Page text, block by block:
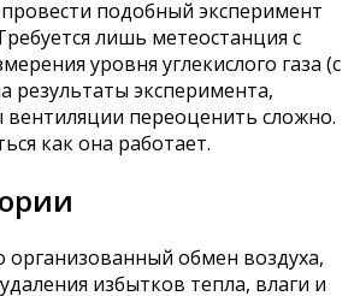
подобный эксперимент
лишь метеостанция с
уровня углекислого газа (с
результаты эксперимента,
вентиляции переоценить сложно.
как она работает.
обмен воздуха,
избытков тепла, влаги и